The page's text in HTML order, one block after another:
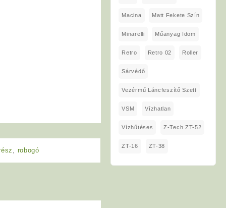
robogó
Macina Matt Fekete Szín
Minarelli Műanyag Idom
Retro Retro 02 Roller
Sárvédő
Vezérmű Láncfeszítő Szett
VSM Vízhatlan
Vízhűtéses Z-Tech ZT-52
ZT-16 ZT-38